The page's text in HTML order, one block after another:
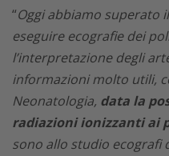
“Oggi abbiamo superato
eseguire ecografie dei
l’interpretazione degli
informazioni molto utili,
Neonatologia, data la
radiazioni ionizzanti ai
sono allo studio ecografi